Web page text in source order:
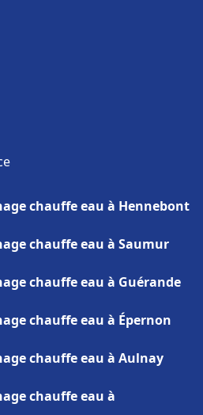
chauffe eau à Hennebont
chauffe eau à Saumur
chauffe eau à Guérande
chauffe eau à Épernon
chauffe eau à Aulnay
chauffe eau à